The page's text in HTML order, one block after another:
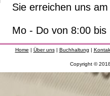
Sie erreichen uns
Mo - Do von 8:00
Home | Über uns| Buchhaltung |
Copyright ©